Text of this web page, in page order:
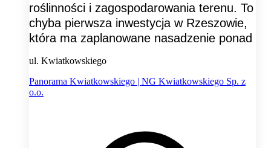
roślinności i zagospodarowania terenu. To
chyba pierwsza inwestycja w Rzeszowie,
która ma zaplanowane nasadzenie ponad
ul. Kwiatkowskiego
Panorama Kwiatkowskiego | NG Kwiatkowskiego Sp. z
o.o.